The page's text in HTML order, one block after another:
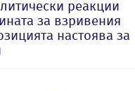
реакции
за взривения
настоява за